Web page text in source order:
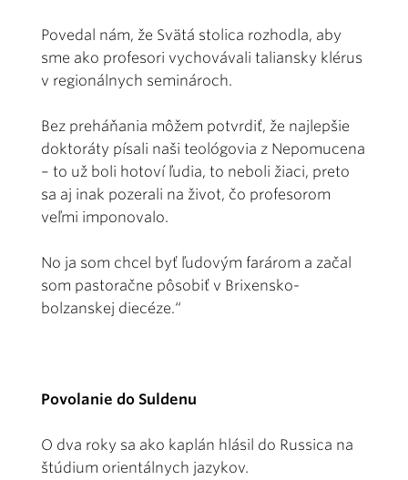
Povedal nám, že Svätá stolica rozhodla, aby
sme ako profesori vychovávali taliansky klérus
v regionálnych seminároch.
Bez preháňania môžem potvrdiť, že najlepšie
doktoráty písali naši teológovia z Nepomucena
– to už boli hotoví ľudia, to neboli žiaci, preto
sa aj inak pozerali na život, čo profe­sorom
veľmi imponovalo.
No ja som chcel byť ľudovým farárom a začal
som pastoračne pôsobiť v Brixen­sko-
bolzanskej diecéze.“
Povolanie do Suldenu
O dva roky sa ako kaplán hlásil do Russica na
štúdium orientálnych jazykov.